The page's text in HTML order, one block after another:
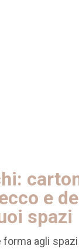
e
spazi
forma agli